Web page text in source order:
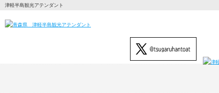
津軽半島観光アテンダント